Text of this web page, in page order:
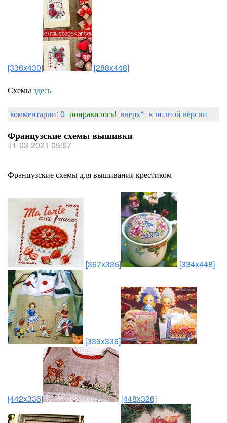
[336x430]
[288x448]
Схемыздесь
комментарии: 0 понравилось! вверх^ к полной версии
Французские схемы вышивки
11-03-2021 05:57
Французские схемы для вышивания крестиком
[367x336] [334x448]
[339x336]
[442x336] [448x326]